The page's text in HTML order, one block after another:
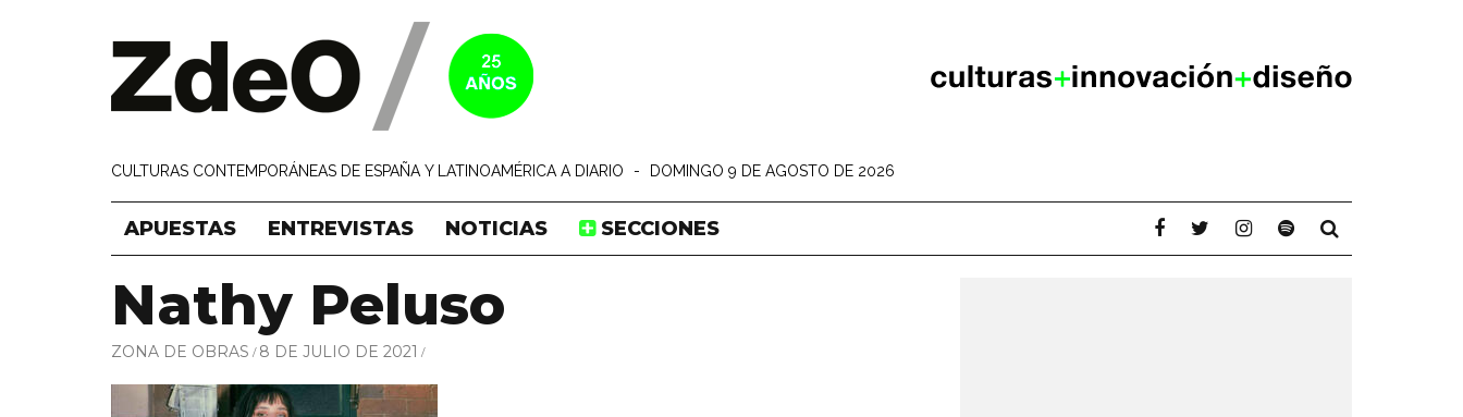
CULTURAS CONTEMPORÁNEAS DE ESPAÑA Y LATINOAMÉRICA A DIARIO - DOMINGO 9 DE AGOSTO DE 2026
APUESTAS ENTREVISTAS NOTICIAS SECCIONES
Nathy Peluso
ZONA DE OBRAS 8 DE JULIO DE 2021